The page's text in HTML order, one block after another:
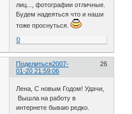
лиц..., фотографии отличные.
Будем надеяться что и наши
тоже проснуться.
0
Поделиться 26
2007-
01-20 21:59:06
Лена, С новым Годом! Удачи,
Вышла на работу в
интернете бываю редко.